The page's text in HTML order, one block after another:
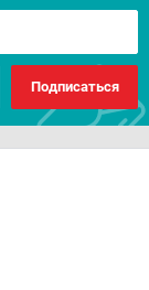
Подписаться